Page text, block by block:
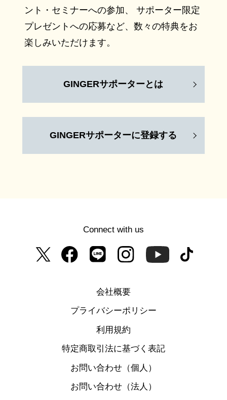
ント・セミナーへの参加、 サポーター限定
プレゼントへの応募など、数々の特典をお
楽しみいただけます。
GINGERサポーターとは
GINGERサポーターに登録する
Connect with us
会社概要
プライバシーポリシー
利用規約
特定商取引法に基づく表記
お問い合わせ（個人）
お問い合わせ（法人）